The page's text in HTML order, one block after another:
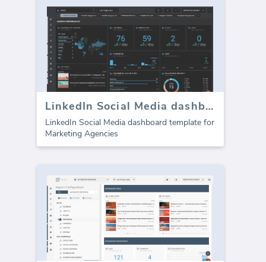
LinkedIn Social Media dashboard template
LinkedIn Social Media dashboard template for
Marketing Agencies